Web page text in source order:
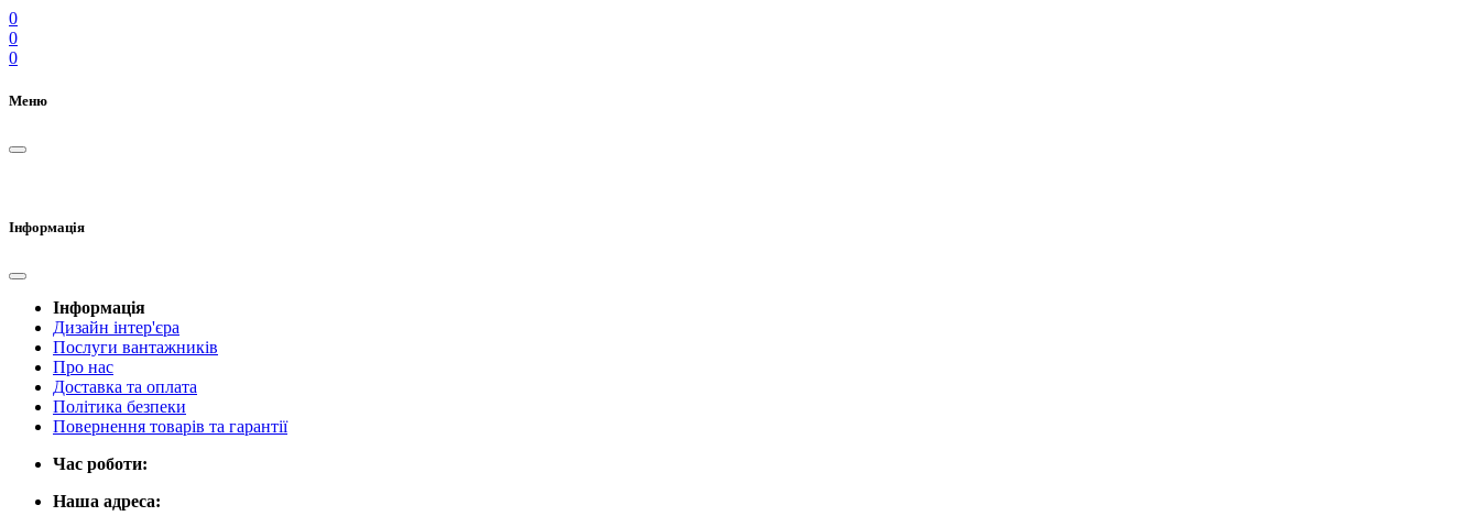
0
0
0
Меню
Інформація
Інформація
Дизайн інтер'єра
Послуги вантажників
Про нас
Доставка та оплата
Політика безпеки
Повернення товарів та гарантії
Час роботи:
Наша адреса: